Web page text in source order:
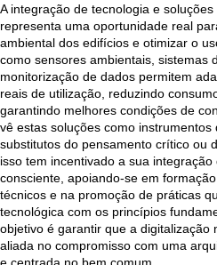
A integração de tecnologia e
representa uma oportunidade real
ambiental dos edifícios e otimizar o
como sensores ambientais, sistemas
monitorização de dados permitem
reais de utilização, reduzindo
garantindo melhores condições de
vê estas soluções como
substitutos do pensamento crítico ou
isso tem incentivado a sua
consciente, apoiando-se em
técnicos e na promoção de práticas
tecnológica com os princípios
objetivo é garantir que a digitalização
aliada no compromisso com uma